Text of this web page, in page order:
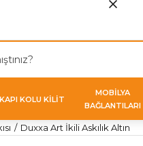
KAPI KOLU KİLİT
MOBİLYA
BAĞLANTILARI
Duxxa Art İkili Askılık Altın